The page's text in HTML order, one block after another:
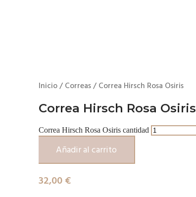
Inicio/ Correas/ Correa Hirsch Rosa Osiris
Correa Hirsch Rosa Osiris
Correa Hirsch Rosa Osiris cantidad
Añadir al carrito
32,00 €